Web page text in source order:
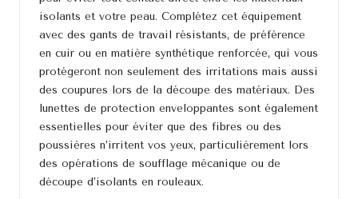
isolants et votre peau. Complétez cet équipement
avec des gants de travail résistants, de préférence
en cuir ou en matière synthétique renforcée, qui vous
protégeront non seulement des irritations mais aussi
des coupures lors de la découpe des matériaux. Des
lunettes de protection enveloppantes sont également
essentielles pour éviter que des fibres ou des
poussières n’irritent vos yeux, particulièrement lors
des opérations de soufflage mécanique ou de
découpe d’isolants en rouleaux.